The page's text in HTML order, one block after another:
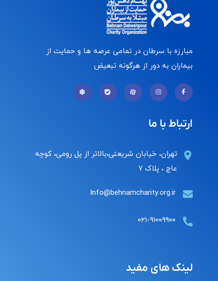
مبارزه با سرطان در تمامی عرصه ها و حمایت از
بیماران به دور از هرگونه تبعیض
ارتباط با ما
تهران، خیابان شریعتی،بالاتر از پل رومی، کوچه
عاج ، پلاک ۷
Info@behnamcharity.org.ir
۰۲۱-۹۱۰۰۹۹۰۰
لینک های مفید